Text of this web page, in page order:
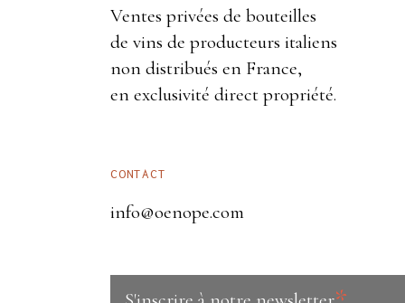
Ventes privées de bouteilles
de vins de producteurs italiens
non distribués en France,
en exclusivité direct propriété.
CONTACT
info@oenope.com